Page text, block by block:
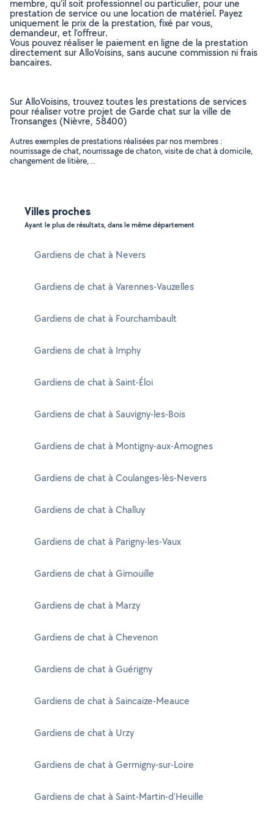
membre, qu’il soit professionnel ou particulier, pour une
prestation de service ou une location de matériel. Payez
uniquement le prix de la prestation, fixé par vous,
demandeur, et l’offreur.
Vous pouvez réaliser le paiement en ligne de la prestation
directement sur AlloVoisins, sans aucune commission ni frais
bancaires.
Sur AlloVoisins, trouvez toutes les prestations de services
pour réaliser votre projet de Garde chat sur la ville de
Tronsanges (Nièvre, 58400)
Autres exemples de prestations réalisées par nos membres :
nourrissage de chat, nourrissage de chaton, visite de chat à domicile,
changement de litière, ..
Villes proches
Ayant le plus de résultats, dans le même département
Gardiens de chat à Nevers
Gardiens de chat à Varennes-Vauzelles
Gardiens de chat à Fourchambault
Gardiens de chat à Imphy
Gardiens de chat à Saint-Éloi
Gardiens de chat à Sauvigny-les-Bois
Gardiens de chat à Montigny-aux-Amognes
Gardiens de chat à Coulanges-lès-Nevers
Gardiens de chat à Challuy
Gardiens de chat à Parigny-les-Vaux
Gardiens de chat à Gimouille
Gardiens de chat à Marzy
Gardiens de chat à Chevenon
Gardiens de chat à Guérigny
Gardiens de chat à Saincaize-Meauce
Gardiens de chat à Urzy
Gardiens de chat à Germigny-sur-Loire
Gardiens de chat à Saint-Martin-d'Heuille